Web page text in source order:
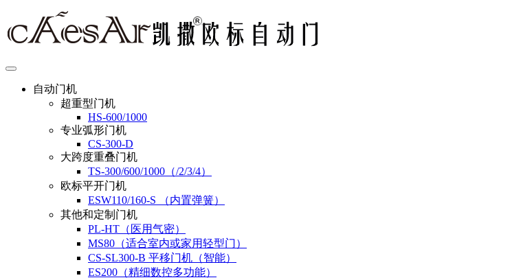
自动门机
超重型门机
HS-600/1000
专业弧形门机
CS-300-D
大跨度重叠门机
TS-300/600/1000（/2/3/4）
欧标平开门机
ESW110/160-S （内置弹簧）
其他和定制门机
PL-HT（医用气密）
MS80（适合室内或家用轻型门）
CS-SL300-B 平移门机（智能）
ES200（精细数控多功能）